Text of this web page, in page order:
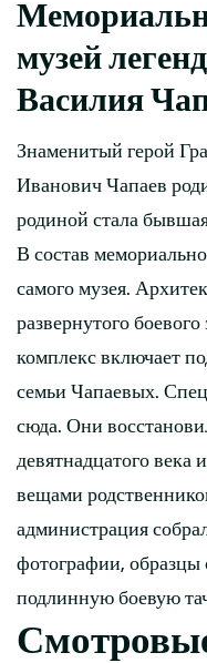
музей
Василия
Знаменитый герой
Иванович Чапаев
родиной стала
В состав
самого музея.
развернутого
комплекс включает
семьи Чапаевых.
сюда. Они
девятнадцатого
вещами
администрация
фотографии, образцы
подлинную боевую